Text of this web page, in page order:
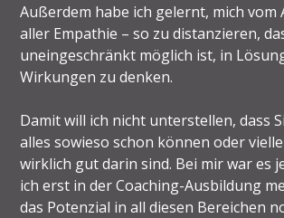
Außerdem habe ich gelernt, mich vom
aller Empathie – so zu distanzieren,
uneingeschränkt möglich ist, in
Wirkungen zu denken.
Damit will ich nicht unterstellen, dass
alles sowieso schon können oder
wirklich gut darin sind. Bei mir war es
ich erst in der Coaching-Ausbildung
das Potenzial in all diesen Bereichen